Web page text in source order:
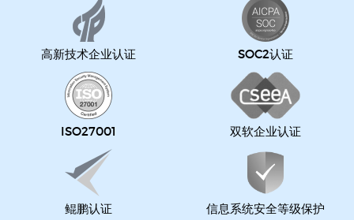
高新技术企业认证 SOC2认证
ISO27001 双软企业认证
鲲鹏认证 信息系统安全等级保护